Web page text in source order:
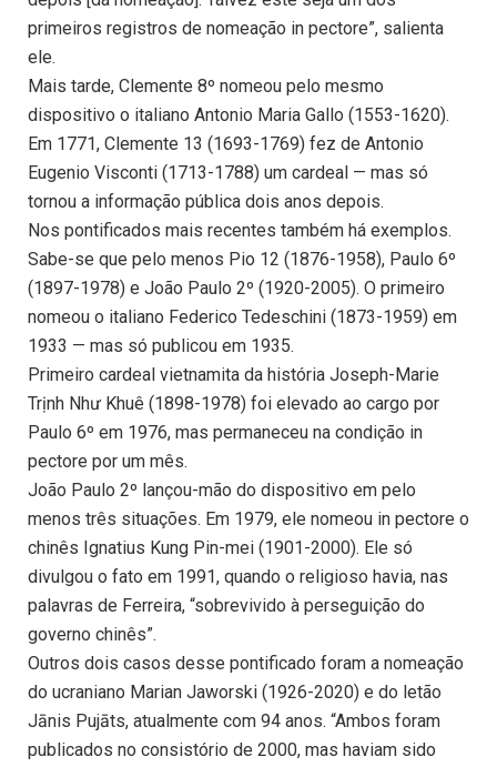
primeiros registros de nomeação in pectore”, salienta
ele.
Mais tarde, Clemente 8º nomeou pelo mesmo
dispositivo o italiano Antonio Maria Gallo (1553-1620).
Em 1771, Clemente 13 (1693-1769) fez de Antonio
Eugenio Visconti (1713-1788) um cardeal — mas só
tornou a informação pública dois anos depois.
Nos pontificados mais recentes também há exemplos.
Sabe-se que pelo menos Pio 12 (1876-1958), Paulo 6º
(1897-1978) e João Paulo 2º (1920-2005). O primeiro
nomeou o italiano Federico Tedeschini (1873-1959) em
1933 — mas só publicou em 1935.
Primeiro cardeal vietnamita da história Joseph-Marie
Trịnh Như Khuê (1898-1978) foi elevado ao cargo por
Paulo 6º em 1976, mas permaneceu na condição in
pectore por um mês.
João Paulo 2º lançou-mão do dispositivo em pelo
menos três situações. Em 1979, ele nomeou in pectore o
chinês Ignatius Kung Pin-mei (1901-2000). Ele só
divulgou o fato em 1991, quando o religioso havia, nas
palavras de Ferreira, “sobrevivido à perseguição do
governo chinês”.
Outros dois casos desse pontificado foram a nomeação
do ucraniano Marian Jaworski (1926-2020) e do letão
Jānis Pujāts, atualmente com 94 anos. “Ambos foram
publicados no consistório de 2000, mas haviam sido